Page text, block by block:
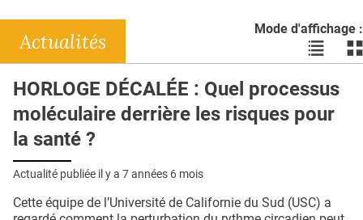
DOSSIERS
RÉSEAUX
E-REVUE SAD
L'APP
Mode d'affichage :
Voir
les
en
liste
les
Actualités
HORLOGE DÉCALÉE : Quel processus
moléculaire derrière les risques pour
la santé ?
Actualité publiée il y a 7 années 6 mois
Cette équipe de l’Université de Californie du Sud (USC) a